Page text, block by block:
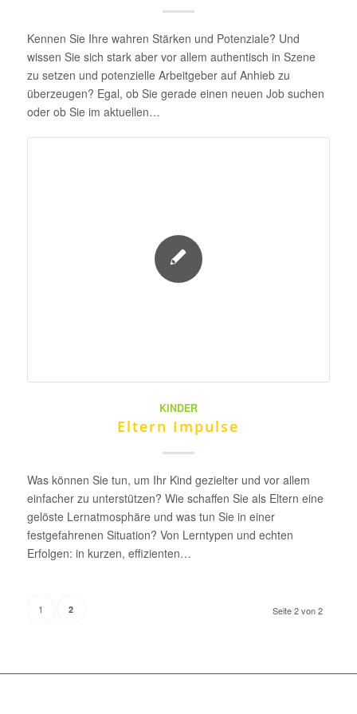
Kennen Sie Ihre wahren Stärken und Potenziale? Und
wissen Sie sich stark aber vor allem authentisch in Szene
zu setzen und potenzielle Arbeitgeber auf Anhieb zu
überzeugen? Egal, ob Sie gerade einen neuen Job suchen
oder ob Sie im aktuellen…
KINDER
Eltern Impulse
Was können Sie tun, um Ihr Kind gezielter und vor allem
einfacher zu unterstützen? Wie schaffen Sie als Eltern eine
gelöste Lernatmosphäre und was tun Sie in einer
festgefahrenen Situation? Von Lerntypen und echten
Erfolgen: in kurzen, effizienten…
Seite 2 von 2
1 2